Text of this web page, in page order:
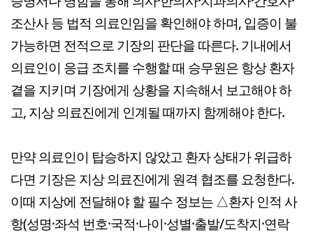
조산사 등 법적 의료인임을 확인해야 하며, 입증이 불
가능하면 전적으로 기장의 판단을 따른다. 기내에서
의료인이 응급 조치를 수행할 때 승무원은 항상 환자
곁을 지키며 기장에게 상황을 지속해서 보고해야 하
고, 지상 의료진에게 인계될 때까지 함께해야 한다.
만약 의료인이 탑승하지 않았고 환자 상태가 위급하
다면 기장은 지상 의료진에게 원격 협조를 요청한다.
이때 지상에 전달해야 할 필수 정보는 △환자 인적 사
항(성명·좌석 번호·국적·나이·성별·출발/도착지·연락